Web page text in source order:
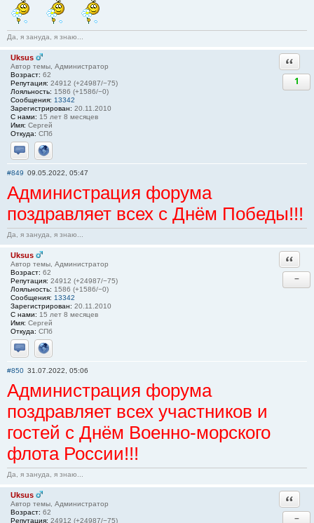
Да, я зануда, я знаю...
Uksus
Автор темы, Администратор
Возраст: 62
Репутация: 24912 (+24987/−75)
Лояльность: 1586 (+1586/−0)
Сообщения: 13342
Зарегистрирован: 20.11.2010
С нами: 15 лет 8 месяцев
Имя: Сергей
Откуда: СПб
Отправить личное сообщение
Сайт
1
#849 09.05.2022, 05:47
Администрация форума
поздравляет всех с Днём Победы!!!
Да, я зануда, я знаю...
Uksus
Автор темы, Администратор
Возраст: 62
Репутация: 24912 (+24987/−75)
Лояльность: 1586 (+1586/−0)
Сообщения: 13342
Зарегистрирован: 20.11.2010
С нами: 15 лет 8 месяцев
Имя: Сергей
Откуда: СПб
Отправить личное сообщение
Сайт
−
#850 31.07.2022, 05:06
Администрация форума
поздравляет всех участников и
гостей с Днём Военно-морского
флота России!!!
Да, я зануда, я знаю...
Uksus
Автор темы, Администратор
Возраст: 62
Репутация: 24912 (+24987/−75)
−